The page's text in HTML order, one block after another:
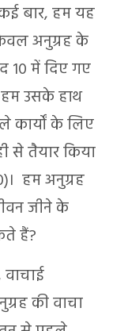
बार, हम यह
अनुग्रह के
10 में दिए गए
हम उसके हाथ
कार्यों के लिए
से तैयार किया
हम अनुग्रह
जीने के
हैं?
की वाचा